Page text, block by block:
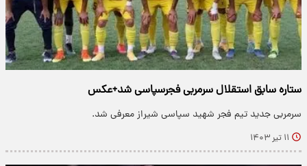
ستاره سابق استقلال سرمربی فجرسپاسی شد+عکس
سرمربی جدید تیم فجر شهید سپاسی شیراز معرفی شد.
۱۱ تیر ۱۴۰۳